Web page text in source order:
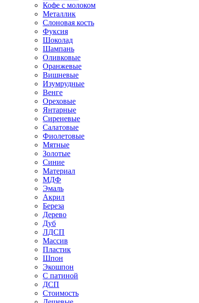
Кофе с молоком
Металлик
Слоновая кость
Фуксия
Шоколад
Шампань
Оливковые
Оранжевые
Вишневые
Изумрудные
Венге
Ореховые
Янтарные
Сиреневые
Салатовые
Фиолетовые
Мятные
Золотые
Синие
Материал
МДФ
Эмаль
Акрил
Береза
Дерево
Дуб
ЛДСП
Массив
Пластик
Шпон
Экошпон
С патиной
ДСП
Стоимость